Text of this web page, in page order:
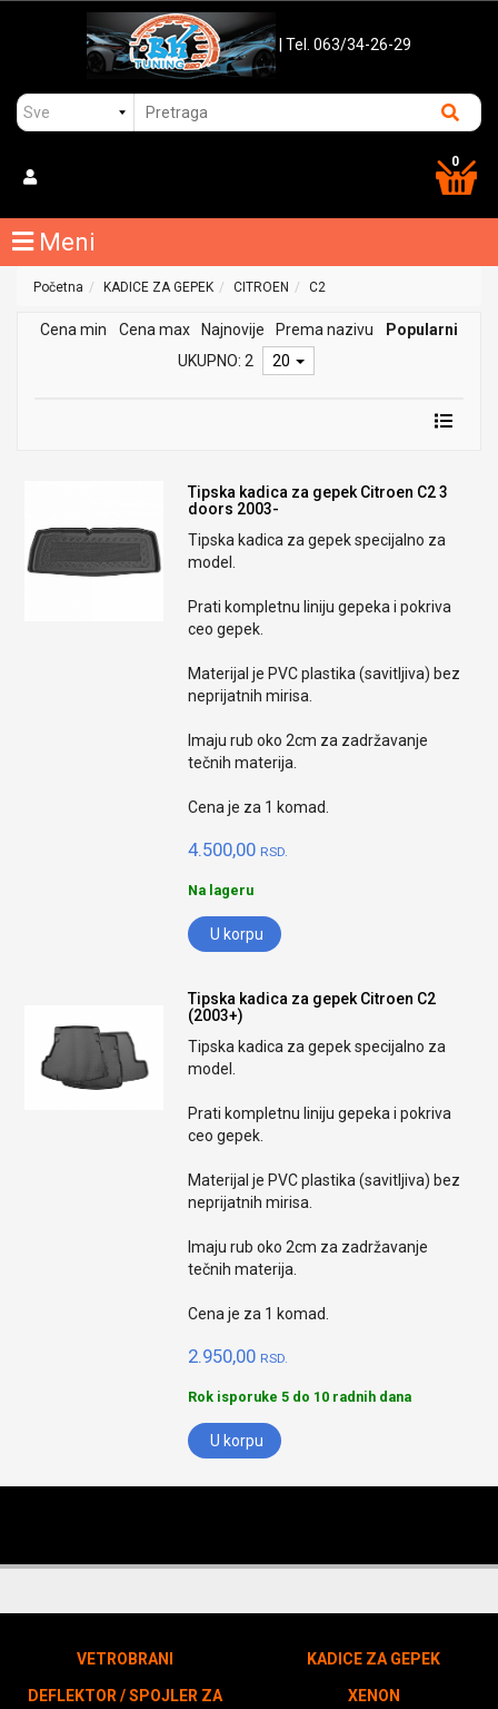
| Tel. 063/34-26-29
0
Meni
Početna KADICE ZA GEPEK CITROEN C2
Cena min Cena max Najnovije Prema nazivu
Popularni
UKUPNO: 2
20
Tipska kadica za gepek Citroen C2 3
doors 2003-
Tipska kadica za gepek specijalno za
model.
Prati kompletnu liniju gepeka i pokriva
ceo gepek.
Materijal je PVC plastika (savitljiva) bez
neprijatnih mirisa.
Imaju rub oko 2cm za zadržavanje
tečnih materija.
Cena je za 1 komad.
4.500,00 RSD.
Na lageru
U korpu
Tipska kadica za gepek Citroen C2
(2003+)
Tipska kadica za gepek specijalno za
model.
Prati kompletnu liniju gepeka i pokriva
ceo gepek.
Materijal je PVC plastika (savitljiva) bez
neprijatnih mirisa.
Imaju rub oko 2cm za zadržavanje
tečnih materija.
Cena je za 1 komad.
2.950,00 RSD.
Rok isporuke 5 do 10 radnih dana
U korpu
VETROBRANI
DEFLEKTOR / SPOJLER ZA
KADICE ZA GEPEK
XENON